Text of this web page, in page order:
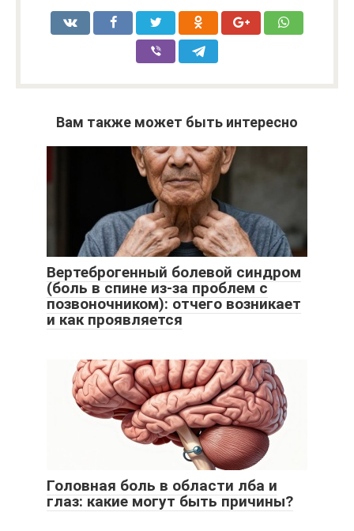
Вам также может быть интересно
Вертеброгенный болевой синдром
(боль в спине из-за проблем с
позвоночником): отчего возникает
и как проявляется
Головная боль в области лба и
глаз: какие могут быть причины?